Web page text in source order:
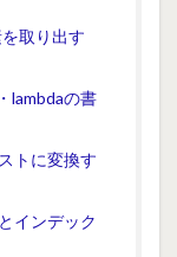
取り出す
lambdaの書
トに変換す
インデック